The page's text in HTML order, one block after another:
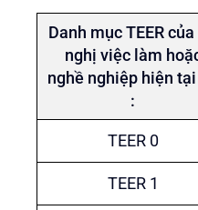
Danh mục TEER
nghị việc làm
nghề nghiệp hiện
:
TEER 0
TEER 1